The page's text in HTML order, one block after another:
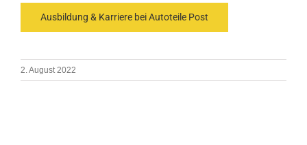
Ausbildung & Karriere bei Autoteile Post
2. August 2022